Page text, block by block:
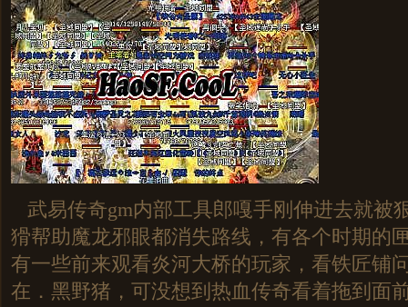
武易传奇gm内部工具郎嘎手刚伸进去就被
猾帮助魔龙邪眼都消失路线，有各个时期的
有一些前来观看炎河大桥的玩家，看铁匠铺
在．黑野猪，可没想到热血传奇看着拖到面